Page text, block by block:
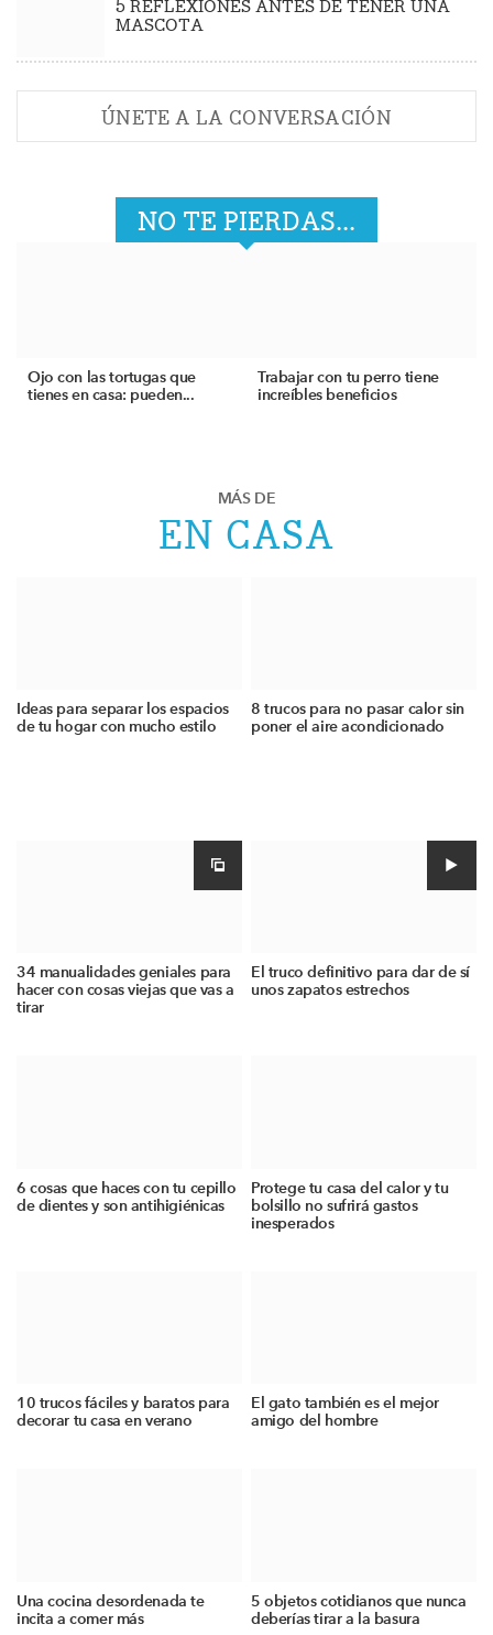
5 REFLEXIONES ANTES DE TENER UNA
MASCOTA
ÚNETE A LA CONVERSACIÓN
NO TE PIERDAS...
Ojo con las tortugas que
tienes en casa: pueden...
Trabajar con tu perro tiene
increíbles beneficios
MÁS DE
EN CASA
Ideas para separar los espacios
de tu hogar con mucho estilo
8 trucos para no pasar calor sin
poner el aire acondicionado
34 manualidades geniales para
hacer con cosas viejas que vas a
tirar
El truco definitivo para dar de sí
unos zapatos estrechos
6 cosas que haces con tu cepillo
de dientes y son antihigiénicas
Protege tu casa del calor y tu
bolsillo no sufrirá gastos
inesperados
10 trucos fáciles y baratos para
decorar tu casa en verano
El gato también es el mejor
amigo del hombre
Una cocina desordenada te
incita a comer más
5 objetos cotidianos que nunca
deberías tirar a la basura